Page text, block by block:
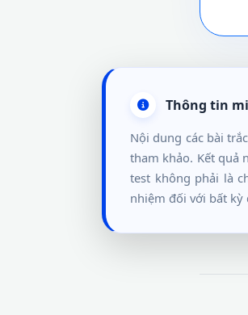
Thông tin
Nội dung các bài
tham khảo. Kết quả
test không phải là
nhiệm đối với bất kỳ